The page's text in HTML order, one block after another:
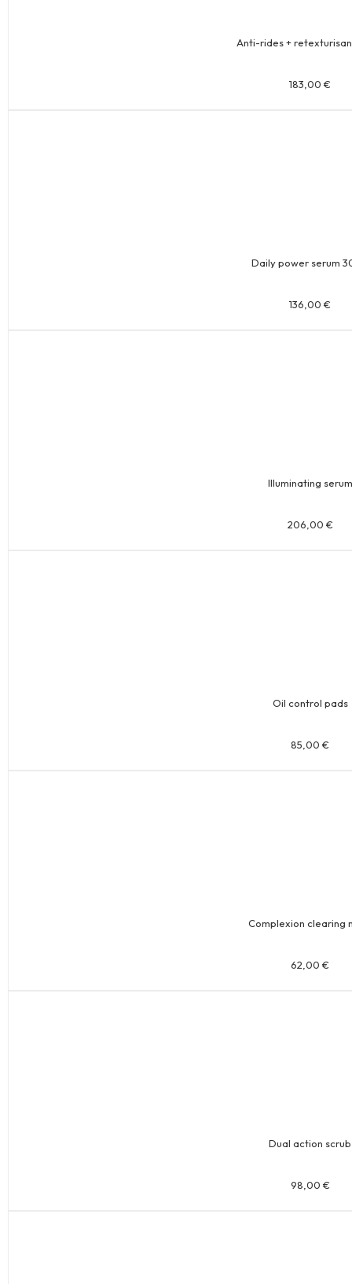
Anti-rides +
183,00 €
Daily power serum
136,00 €
Illuminating serum
206,00 €
Oil control pads
85,00 €
Complexion clearing
62,00 €
Dual action scrub
98,00 €